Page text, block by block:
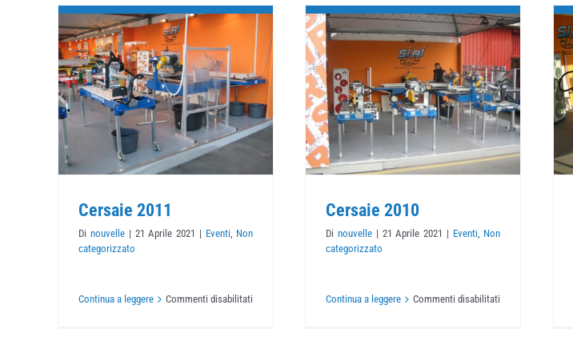
Cersaie 2011
Di nouvelle | 21 Aprile 2021 | Eventi, Non
categorizzato
Continua a leggere Commenti disabilitati
Cersaie 2010
Eventi Non categorizzato
Cersaie 2010
Di nouvelle | 21 Aprile 2021 | Eventi, Non
categorizzato
Continua a leggere Commenti disabilitati
Cersaie 2009
Eventi Non categorizzato